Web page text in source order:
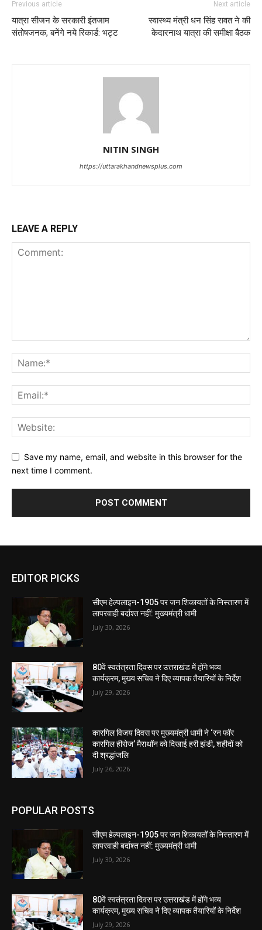
Previous article
यात्रा सीजन के सरकारी इंतजाम
संतोषजनक, बनेंगे नये रिकार्ड: भट्ट
Next article
स्वास्थ्य मंत्री धन सिंह रावत ने की
केदारनाथ यात्रा की समीक्षा बैठक
NITIN SINGH
https://uttarakhandnewsplus.com
LEAVE A REPLY
Save my name, email, and website in this browser for the
next time I comment.
EDITOR PICKS
सीएम हेल्पलाइन-1905 पर जन शिकायतों के निस्तारण में
लापरवाही बर्दाश्त नहीं: मुख्यमंत्री धामी
July 30, 2026
80वें स्वतंत्रता दिवस पर उत्तराखंड में होंगे भव्य
कार्यक्रम, मुख्य सचिव ने दिए व्यापक तैयारियों के निर्देश
July 29, 2026
कारगिल विजय दिवस पर मुख्यमंत्री धामी ने ‘रन फॉर
कारगिल हीरोज’ मैराथॉन को दिखाई हरी झंडी, शहीदों को
दी श्रद्धांजलि
July 26, 2026
POPULAR POSTS
सीएम हेल्पलाइन-1905 पर जन शिकायतों के निस्तारण में
लापरवाही बर्दाश्त नहीं: मुख्यमंत्री धामी
July 30, 2026
80वें स्वतंत्रता दिवस पर उत्तराखंड में होंगे भव्य
कार्यक्रम, मुख्य सचिव ने दिए व्यापक तैयारियों के निर्देश
July 29, 2026